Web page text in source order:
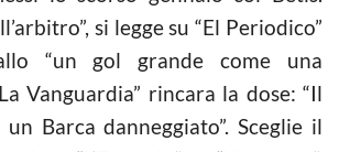
si legge su “El Periodico”
“un gol grande come una
Vanguardia” rincara la dose: “Il
Barca danneggiato”. Sceglie il